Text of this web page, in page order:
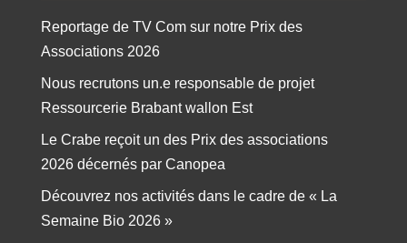
Reportage de TV Com sur notre Prix des
Associations 2026
Nous recrutons un.e responsable de projet
Ressourcerie Brabant wallon Est
Le Crabe reçoit un des Prix des associations
2026 décernés par Canopea
Découvrez nos activités dans le cadre de « La
Semaine Bio 2026 »